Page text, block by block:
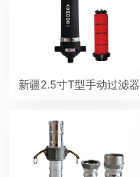
新疆2.5寸T型手动过滤器